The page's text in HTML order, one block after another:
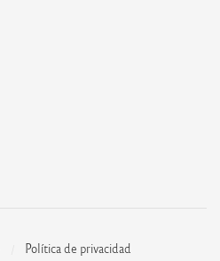
Política de privacidad